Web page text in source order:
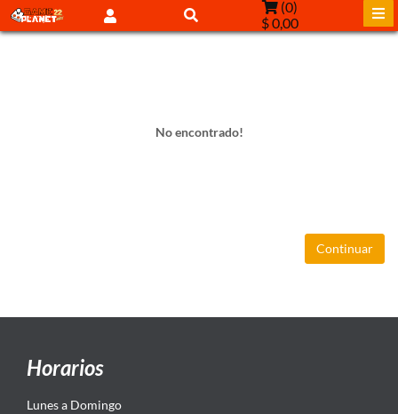
(0)
$ 0,00
No encontrado!
Continuar
Horarios
Lunes a Domingo